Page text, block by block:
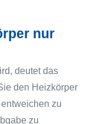
nur
deutet das
den Heizkörper
zu
zu